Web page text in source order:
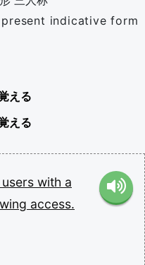
indicative form
える
える
users with a
access.